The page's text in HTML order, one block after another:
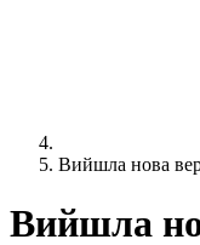
Вийшла нова
Вийшла